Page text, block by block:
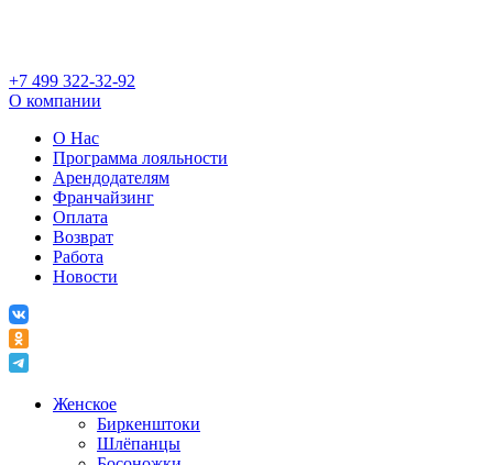
+7 499 322-32-92
О компании
О Нас
Программа лояльности
Арендодателям
Франчайзинг
Оплата
Возврат
Работа
Новости
Женское
Биркенштоки
Шлёпанцы